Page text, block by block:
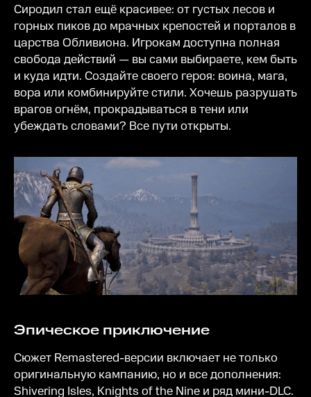
Сиродил стал ещё красивее: от густых лесов и
горных пиков до мрачных крепостей и порталов в
царства Обливиона. Игрокам доступна полная
свобода действий — вы сами выбираете, кем быть
и куда идти. Создайте своего героя: воина, мага,
вора или комбинируйте стили. Хочешь разрушать
врагов огнём, прокрадываться в тени или
убеждать словами? Все пути открыты.
Эпическое приключение
Сюжет Remastered-версии включает не только
оригинальную кампанию, но и все дополнения:
Shivering Isles, Knights of the Nine и ряд мини-DLC.